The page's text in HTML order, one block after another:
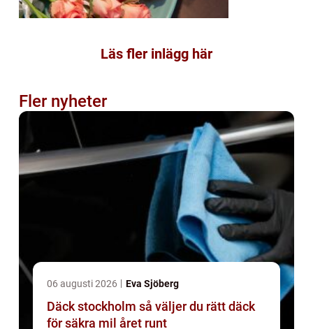
Läs fler inlägg här
Fler nyheter
06 augusti 2026 Eva Sjöberg
Däck stockholm så väljer du rätt däck
för säkra mil året runt